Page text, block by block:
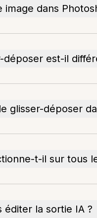
dans
déposer est-il
glisser-déposer
t-il sur tous
éditer la sortie IA ?